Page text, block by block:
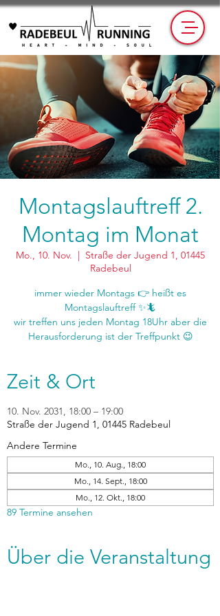
Montagslauftreff 2.
Montag im Monat
Mo., 10. Nov.
  |
Straße der Jugend 1, 01445
Radebeul
immer wieder Montags 👉 heißt es
Montagslauftreff ✨🦎
wir treffen uns jeden Montag 18Uhr aber die
Zeit & Ort
10. Nov. 2031, 18:00 – 19:00
Straße der Jugend 1, 01445 Radebeul
Andere Termine
Mo., 10. Aug., 18:00
Mo., 14. Sept., 18:00
Mo., 12. Okt., 18:00
89 Termine ansehen
Über die Veranstaltung